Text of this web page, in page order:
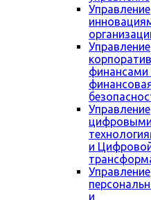
Управление
Управление
финансами
Управление
цифровыми
и
Управление
и